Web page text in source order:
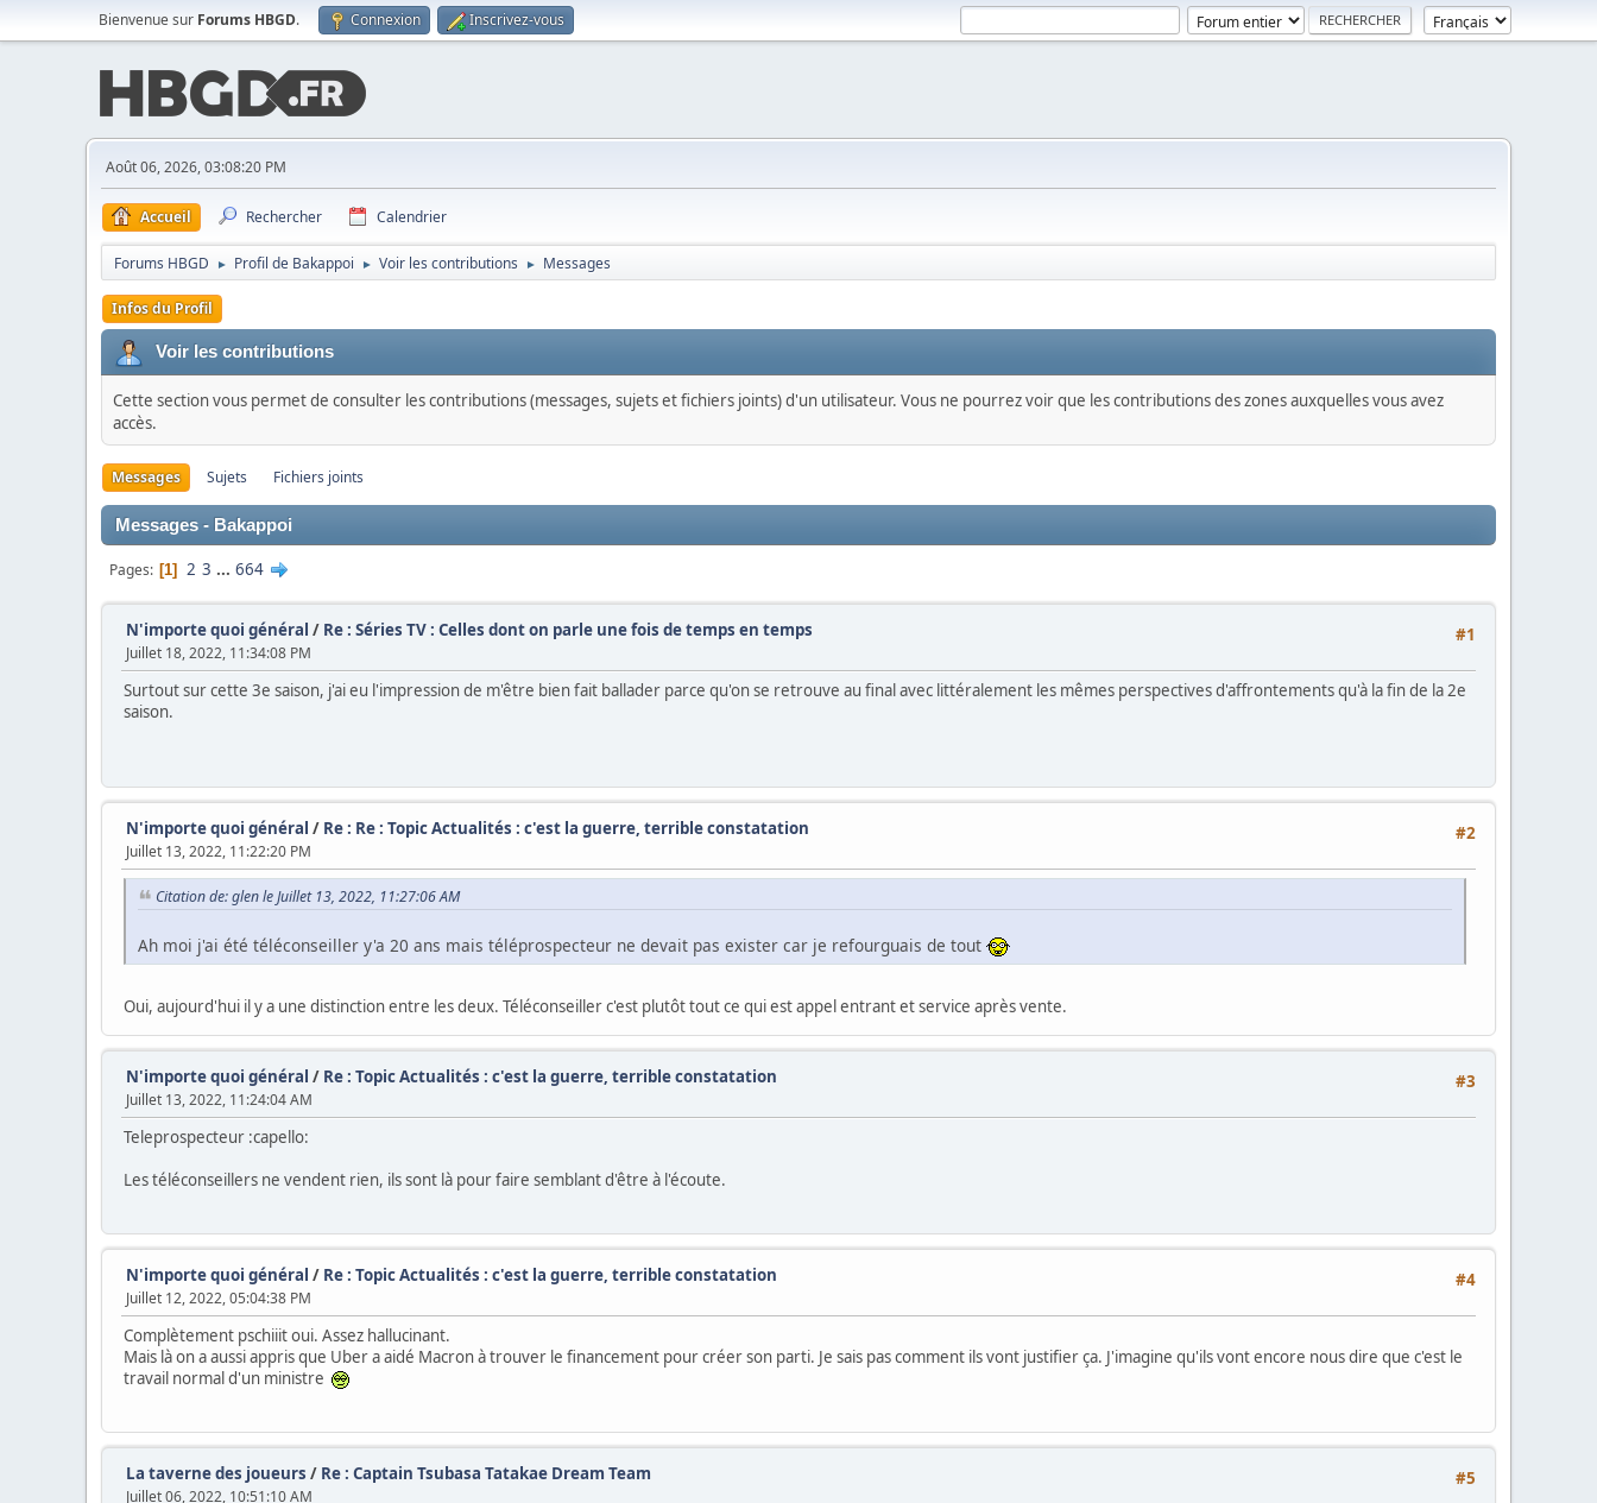
Bienvenue sur Forums HBGD. Connexion Inscrivez-vous
Août 06, 2026, 03:08:20 PM
Accueil Rechercher Calendrier
Forums HBGD ► Profil de Bakappoi ► Voir les contributions ► Messages
Infos du Profil
Voir les contributions
Cette section vous permet de consulter les contributions (messages, sujets et fichiers joints) d'un utilisateur. Vous ne pourrez voir que les contributions des zones auxquelles vous avez
accès.
Messages Sujets Fichiers joints
Messages - Bakappoi
Pages 1 2 3 ... 664
#1
N'importe quoi général / Re : Séries TV : Celles dont on parle une fois de temps en temps
Juillet 18, 2022, 11:34:08 PM
Surtout sur cette 3e saison, j'ai eu l'impression de m'être bien fait ballader parce qu'on se retrouve au final avec littéralement les mêmes perspectives d'affrontements qu'à la fin de la 2e
saison.
#2
N'importe quoi général / Re : Re : Topic Actualités : c'est la guerre, terrible constatation
Juillet 13, 2022, 11:22:20 PM
Citation de: glen le Juillet 13, 2022, 11:27:06 AM
Ah moi j'ai été téléconseiller y'a 20 ans mais téléprospecteur ne devait pas exister car je refourguais de tout
Oui, aujourd'hui il y a une distinction entre les deux. Téléconseiller c'est plutôt tout ce qui est appel entrant et service après vente.
#3
N'importe quoi général / Re : Topic Actualités : c'est la guerre, terrible constatation
Juillet 13, 2022, 11:24:04 AM
Teleprospecteur :capello:
Les téléconseillers ne vendent rien, ils sont là pour faire semblant d'être à l'écoute.
#4
N'importe quoi général / Re : Topic Actualités : c'est la guerre, terrible constatation
Juillet 12, 2022, 05:04:38 PM
Complètement pschiiit oui. Assez hallucinant.
Mais là on a aussi appris que Uber a aidé Macron à trouver le financement pour créer son parti. Je sais pas comment ils vont justifier ça. J'imagine qu'ils vont encore nous dire que c'est le
travail normal d'un ministre
#5
La taverne des joueurs / Re : Captain Tsubasa Tatakae Dream Team
Juillet 06, 2022, 10:51:10 AM